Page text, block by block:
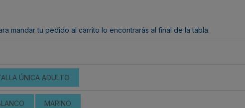
mandar tu pedido al carrito lo encontrarás al final de la tabla.
ÚNICA ADULTO
MARINO